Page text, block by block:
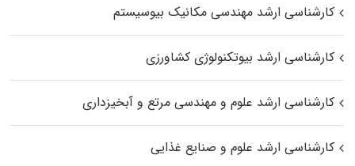
کارشناسی ارشد مهندسی مکانیک بیوسیستم
کارشناسی ارشد بیوتکنولوژی کشاورزی
کارشناسی ارشد علوم و مهندسی مرتع و آبخیزداری
کارشناسی ارشد علوم و صنایع غذایی